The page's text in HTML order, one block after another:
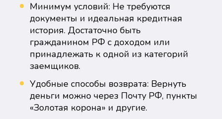
Минимум условий: Не требуются
документы и идеальная кредитная
история. Достаточно быть
гражданином РФ с доходом или
принадлежать к одной из категорий
заемщиков.
Удобные способы возврата: Вернуть
деньги можно через Почту РФ, пункты
«Золотая корона» и другие.